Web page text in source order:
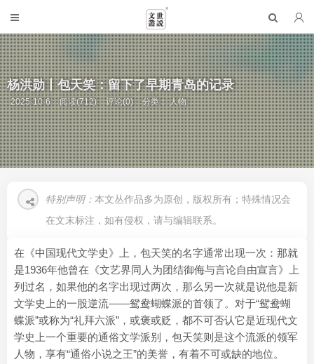
杨洪勋丨包天笑：留下了早期青岛的记录
2025-10-6 阅读(712) 评论(0) 分类：人物
特别声明： 本文丛作品多为原创，版权所有；特殊情况会
在文末标注，如有侵权，请与编辑联系。
在《中国现代文学史》上，包天笑的名字通常出现一次：那就
是1936年他曾在《文艺界同人为团结御侮与言论自由宣言》上
列过名，如果他的名字出现过两次，那么另一次就是说他是新
文学史上的一股逆流——鸳鸯蝴蝶派的首领了。对于“鸳鸯蝴
蝶派”或称为“礼拜六派”，或褒或贬，都不可否认它是近现代文
学史上一个重要的通俗文学派别，包天笑则是这个流派的领军
人物，享有“通俗小说之王”的美誉，有着不可或缺的地位。